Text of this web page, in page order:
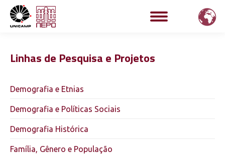
Linhas de Pesquisa e Projetos
Demografia e Etnias
Demografia e Políticas Sociais
Demografia Histórica
Família, Gênero e População